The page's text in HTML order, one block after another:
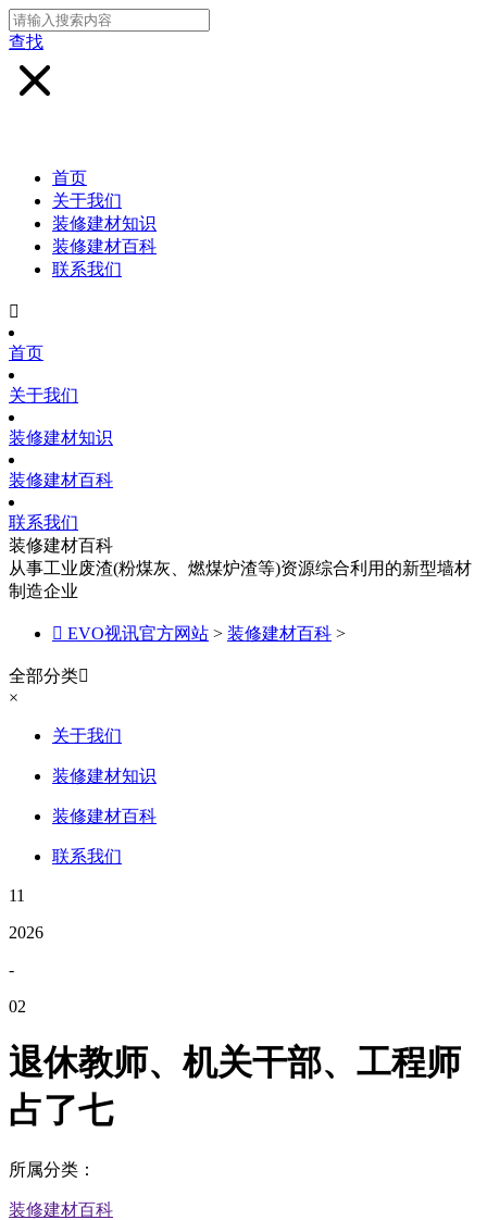
查找
首页
关于我们
装修建材知识
装修建材百科
联系我们

首页
关于我们
装修建材知识
装修建材百科
联系我们
装修建材百科
从事工业废渣(粉煤灰、燃煤炉渣等)资源综合利用的新型墙材
制造企业
 EVO视讯官方网站 > 装修建材百科 >
全部分类
×
关于我们
装修建材知识
装修建材百科
联系我们
11
2026
-
02
退休教师、机关干部、工程师
占了七
所属分类：
装修建材百科